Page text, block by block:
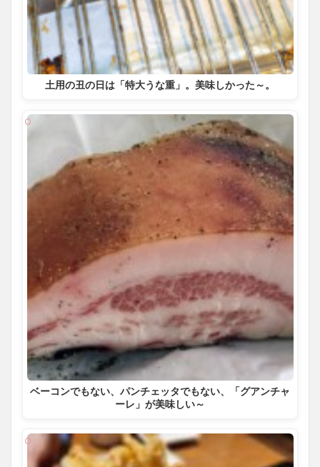
土用の丑の日は「特大うな重」。美味しかった～。
ベーコンでもない、パンチェッタでもない、「グアンチャ
ーレ」が美味しい～